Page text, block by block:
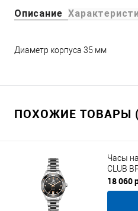
Описание
Диаметр корпуса 35 мм
ПОХОЖИЕ ТОВАРЫ
Часы
CLUB
18 060